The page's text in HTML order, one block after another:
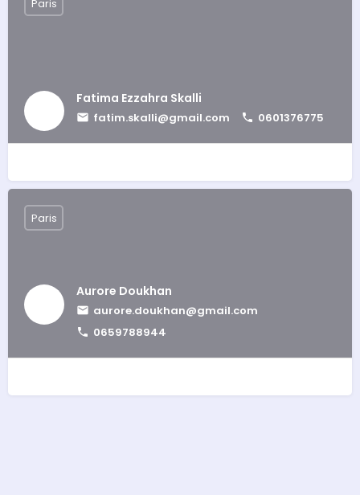
Fatima Ezzahra Skalli
fatim.skalli@gmail.com 0601376775
Paris
Aurore Doukhan
aurore.doukhan@gmail.com
0659788944
Paris